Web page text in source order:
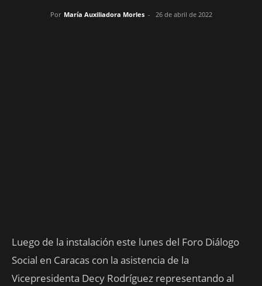
Por María Auxiliadora Morles - 26 de abril de 2022
Luego de la instalación este lunes del Foro Diálogo
Social en Caracas con la asistencia de la
Vicepresidenta Decy Rodríguez representando al